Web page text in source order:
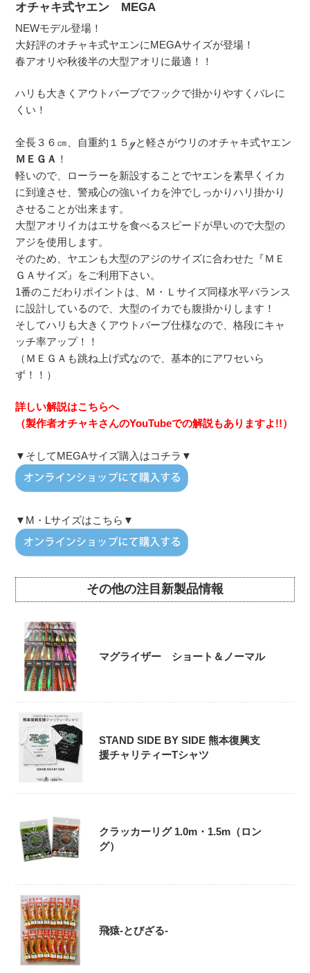
オチャキ式ヤエン MEGA
NEWモデル登場！
大好評のオチャキ式ヤエンにMEGAサイズが登場！
春アオリや秋後半の大型アオリに最適！！
ハリも大きくアウトバーブでフックで掛かりやすくバレに
くい！
全長３６㎝、自重約１５ℊと軽さがウリのオチャキ式ヤエン
ＭＥＧＡ ！
軽いので、ローラーを新設することでヤエンを素早くイカ
に到達させ、警戒心の強いイカを沖でしっかりハリ掛かり
させることが出来ます。
大型アオリイカはエサを食べるスピードが早いので大型の
アジを使用します。
そのため、ヤエンも大型のアジのサイズに合わせた『ＭＥ
ＧＡサイズ』をご利用下さい。
1番のこだわりポイントは、Ｍ・Ｌサイズ同様水平バランス
に設計しているので、大型のイカでも腹掛かりします！
そしてハリも大きくアウトバーブ仕様なので、格段にキャ
ッチ率アップ！！
（ＭＥＧＡも跳ね上げ式なので、基本的にアワセいら
ず！！）
詳しい解説はこちらへ
（製作者オチャキさんのYouTubeでの解説もありますよ!!）
▼そしてMEGAサイズ購入はコチラ▼
▼M・Lサイズはこちら▼
その他の注目新製品情報
マグライザー ショート＆ノーマル
STAND SIDE BY SIDE 熊本復興支
援チャリティーTシャツ
クラッカーリグ 1.0m・1.5m（ロン
グ）
飛猿-とびざる-